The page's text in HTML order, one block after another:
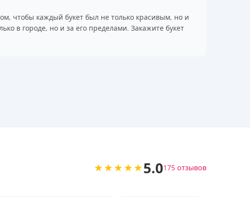
чтобы каждый букет был не только красивым, но и
в городе, но и за его пределами. Закажите букет
★★★★★5.0175 отзывов